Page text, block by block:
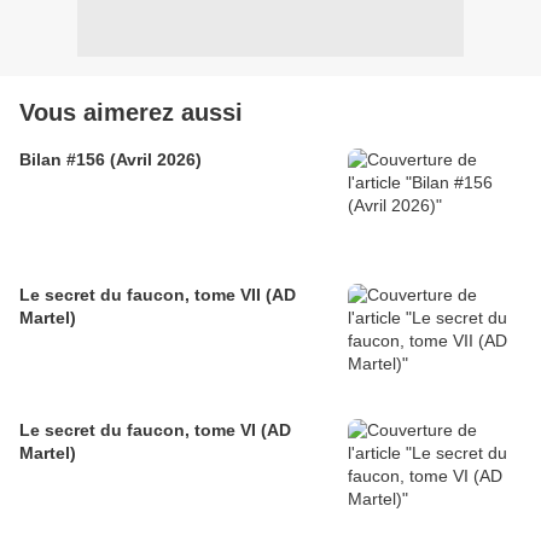
Vous aimerez aussi
Bilan #156 (Avril 2026)
Le secret du faucon, tome VII (AD
Martel)
Le secret du faucon, tome VI (AD
Martel)